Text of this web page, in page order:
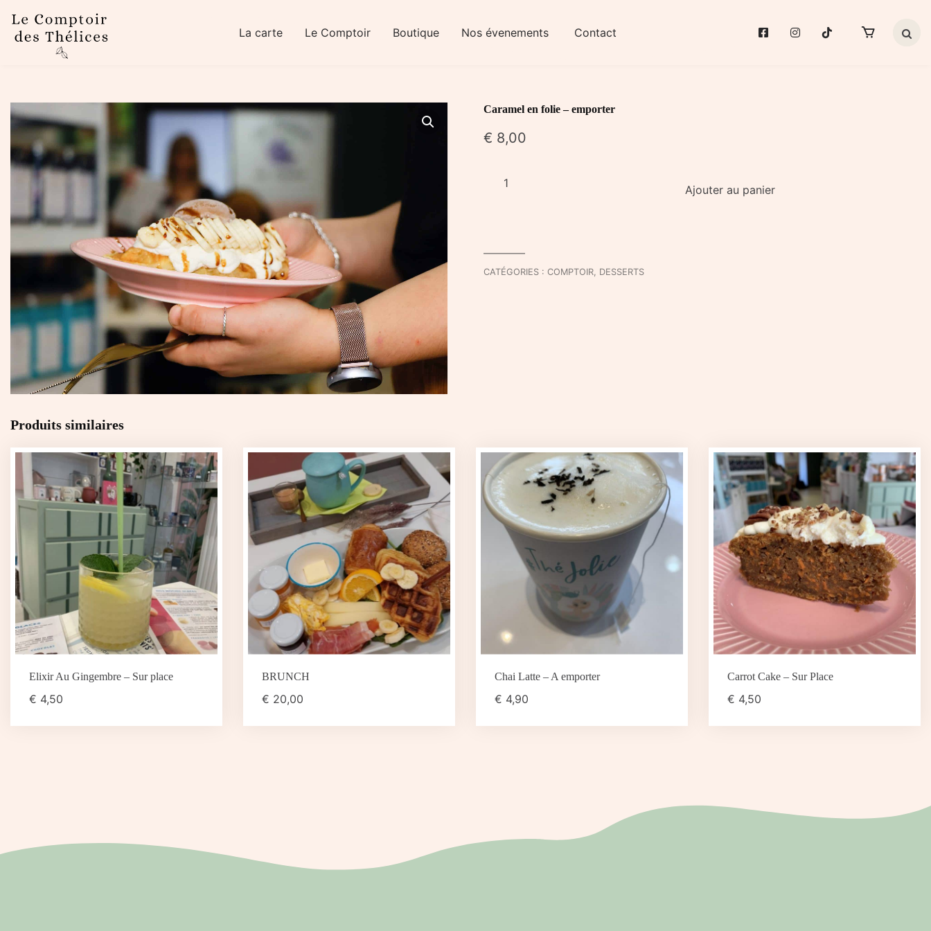
La carte
Le Comptoir Boutique Nos évenements Contact
Caramel en folie – emporter
€ 8,00
quantité
emporter
Ajouter au panier
CATÉGORIES :COMPTOIR, DESSERTS
Produits similaires
Elixir Au Gingembre – Sur place
€ 4,50
BRUNCH
€ 20,00
Chai Latte – A emporter
€ 4,90
Carrot Cake – Sur Place
€ 4,50